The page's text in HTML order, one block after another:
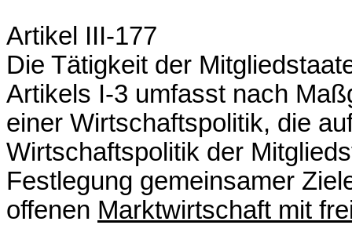
Artikel III-177
Die Tätigkeit der
Artikels I-3 umfasst nach
einer Wirtschaftspolitik, die
Wirtschaftspolitik der
Festlegung gemeinsamer
offenen Marktwirtschaft mit